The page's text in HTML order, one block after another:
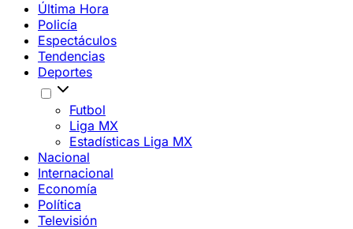
Última Hora
Policía
Espectáculos
Tendencias
Deportes
Futbol
Liga MX
Estadísticas Liga MX
Nacional
Internacional
Economía
Política
Televisión